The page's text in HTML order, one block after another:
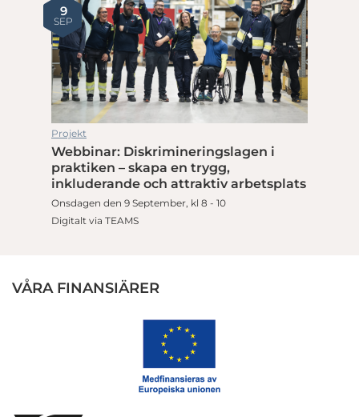
9
SEP
Projekt
Webbinar: Diskrimineringslagen i
praktiken – skapa en trygg,
inkluderande och attraktiv arbetsplats
Onsdagen den 9 September, kl 8 - 10
Digitalt via TEAMS
VÅRA FINANSIÄRER